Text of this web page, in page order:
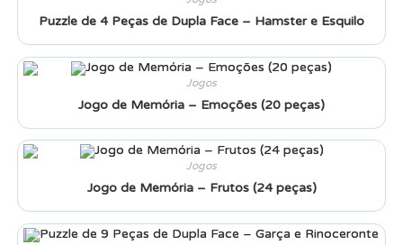
Puzzle de 4 Peças de Dupla Face – Hamster e Esquilo
Jogos
Jogo de Memória – Emoções (20 peças)
Jogos
Jogo de Memória – Frutos (24 peças)